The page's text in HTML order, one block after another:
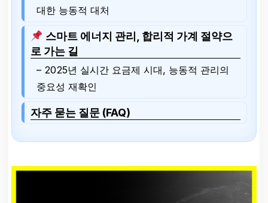
대한 능동적 대처
스마트 에너지 관리, 합리적 가계 절약으
로 가는 길
– 2025년 실시간 요금제 시대, 능동적 관리의
중요성 재확인
자주 묻는 질문 (FAQ)